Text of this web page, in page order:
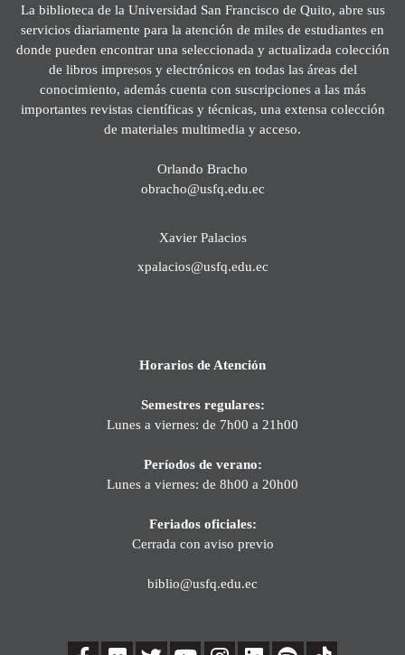
La biblioteca de la Universidad San Francisco de Quito, abre sus
servicios diariamente para la atención de miles de estudiantes en
donde pueden encontrar una seleccionada y actualizada colección
de libros impresos y electrónicos en todas las áreas del
conocimiento, además cuenta con suscripciones a las más
importantes revistas científicas y técnicas, una extensa colección
de materiales multimedia y acceso.
Orlando Bracho
obracho@usfq.edu.ec
Xavier Palacios
xpalacios@usfq.edu.ec
Horarios de Atención
Semestres regulares:
Lunes a viernes: de 7h00 a 21h00
Períodos de verano:
Lunes a viernes: de 8h00 a 20h00
Feriados oficiales:
Cerrada con aviso previo
biblio@usfq.edu.ec